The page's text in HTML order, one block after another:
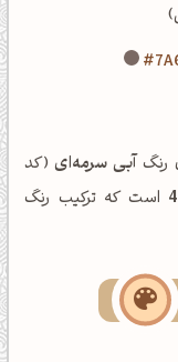
رنگآبی سرمه‌ای(کد
است که ترکیب رنگ